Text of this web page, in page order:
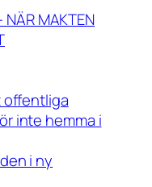
NÄR MAKTEN
offentliga
inte hemma i
i ny